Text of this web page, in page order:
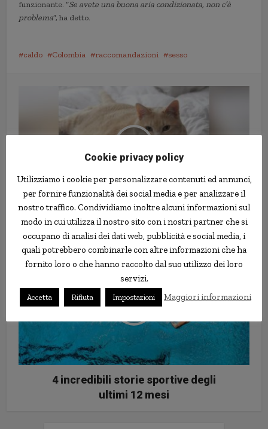
funzionante. “Se avete una buona aria condizionata, non c’è
problema”, ha detto.
caldo Colombia raccomandazioni sesso
Bronson, il gatto da 15Kg che ha
conquistato Instagram
4 incredibili storie sportive degli
ultimi 12 mesi
Cookie privacy policy
Utilizziamo i cookie per personalizzare contenuti ed annunci,
per fornire funzionalità dei social media e per analizzare il
nostro traffico. Condividiamo inoltre alcuni informazioni sul
modo in cui utilizza il nostro sito con i nostri partner che si
occupano di analisi dei dati web, pubblicità e social media, i
quali potrebbero combinarle con altre informazioni che ha
fornito loro o che hanno raccolto dal suo utilizzo dei loro
servizi.
Accetta Rifiuta Impostazioni Maggiori informazioni